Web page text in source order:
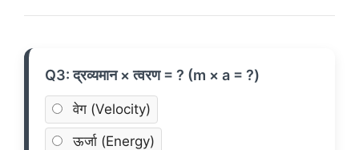
Q3: द्रव्यमान × त्वरण = ? (m × a = ?)
वेग (Velocity)
ऊर्जा (Energy)